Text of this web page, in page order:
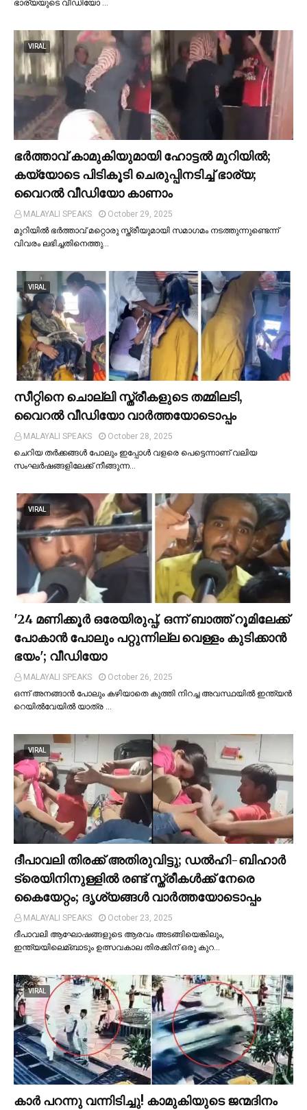
ഭാര്യയുടെ വീഡിയോ …
VIRAL
ഭര്‍ത്താവ് കാമുകിയുമായി ഹോട്ടല്‍ മുറിയില്‍;
കയ്യോടെ പിടികൂടി ചെരുപ്പിനടിച്ച്‌ ഭാര്യ;
വൈറൽ വീഡിയോ കാണാം
MALAYALI SPEAKS
October 29, 2025
മുറിയില്‍ ഭർത്താവ് മറ്റൊരു സ്ത്രീയുമായി സമാഗമം നടത്തുന്നുണ്ടെന്ന്
വിവരം ലഭിച്ചതിനെത്തു…
VIRAL
സീറ്റിനെ ചൊല്ലി സ്ത്രീകളുടെ തമ്മിലടി,
വൈറല്‍ വീഡിയോ വാർത്തയോടൊപ്പം
MALAYALI SPEAKS
October 28, 2025
ചെറിയ തര്‍ക്കങ്ങള്‍ പോലും ഇപ്പോള്‍ വളരെ പെട്ടെന്നാണ് വലിയ
സംഘര്‍ഷങ്ങളിലേക്ക് നീങ്ങുന്ന…
VIRAL
'24 മണിക്കൂര്‍ ഒരേയിരുപ്പ്, ഒന്ന് ബാത്ത് റൂമിലേക്ക്
പോകാന്‍ പോലും പറ്റുന്നില്ല വെള്ളം കുടിക്കാന്‍
ഭയം'; വീഡിയോ
MALAYALI SPEAKS
October 26, 2025
ഒന്ന് അനങ്ങാന്‍ പോലും കഴിയാതെ കുത്തി നിറച്ച അവസ്ഥയില്‍ ഇന്ത്യന്‍
റെയില്‍വേയില്‍ യാത്ര …
VIRAL
ദീപാവലി തിരക്ക് അതിരുവിട്ടു; ഡല്‍ഹി-ബിഹാര്‍
ട്രെയിനിനുള്ളില്‍ രണ്ട് സ്ത്രീകള്‍ക്ക് നേരെ
കൈയേറ്റം; ദൃശ്യങ്ങള്‍ വാർത്തയോടൊപ്പം
MALAYALI SPEAKS
October 23, 2025
ദീപാവലി ആഘോഷങ്ങളുടെ ആരവം അടങ്ങിയെങ്കിലും,
ഇന്ത്യയിലെമ്ബാടും ഉത്സവകാല തിരക്കിന് ഒരു കുറ…
VIRAL
കാര്‍ പറന്നു വന്നിടിച്ചു! കാമുകിയുടെ ജന്മദിനം